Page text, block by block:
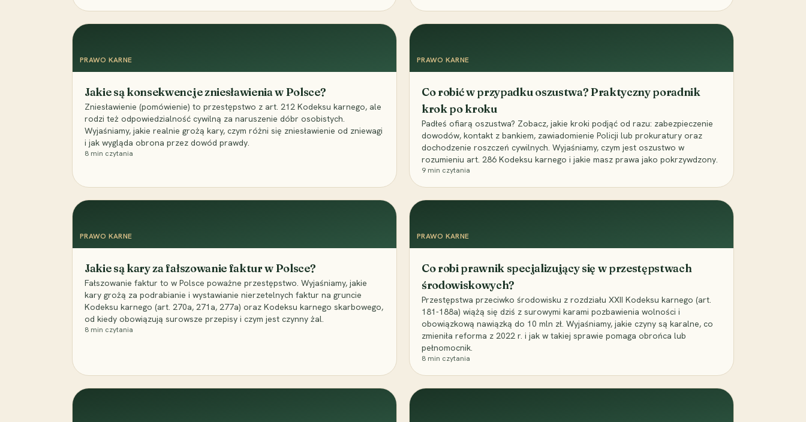
PRAWO KARNE
Jakie są konsekwencje zniesławienia w Polsce?
Zniesławienie (pomówienie) to przestępstwo z art. 212 Kodeksu karnego, ale
rodzi też odpowiedzialność cywilną za naruszenie dóbr osobistych.
Wyjaśniamy, jakie realnie grożą kary, czym różni się zniesławienie od zniewagi
i jak wygląda obrona przez dowód prawdy.
8 min czytania
PRAWO KARNE
Co robić w przypadku oszustwa? Praktyczny poradnik
krok po kroku
Padłeś ofiarą oszustwa? Zobacz, jakie kroki podjąć od razu: zabezpieczenie
dowodów, kontakt z bankiem, zawiadomienie Policji lub prokuratury oraz
dochodzenie roszczeń cywilnych. Wyjaśniamy, czym jest oszustwo w
rozumieniu art. 286 Kodeksu karnego i jakie masz prawa jako pokrzywdzony.
9 min czytania
PRAWO KARNE
Jakie są kary za fałszowanie faktur w Polsce?
Fałszowanie faktur to w Polsce poważne przestępstwo. Wyjaśniamy, jakie
kary grożą za podrabianie i wystawianie nierzetelnych faktur na gruncie
Kodeksu karnego (art. 270a, 271a, 277a) oraz Kodeksu karnego skarbowego,
od kiedy obowiązują surowsze przepisy i czym jest czynny żal.
8 min czytania
PRAWO KARNE
Co robi prawnik specjalizujący się w przestępstwach
środowiskowych?
Przestępstwa przeciwko środowisku z rozdziału XXII Kodeksu karnego (art.
181-188a) wiążą się dziś z surowymi karami pozbawienia wolności i
obowiązkową nawiązką do 10 mln zł. Wyjaśniamy, jakie czyny są karalne, co
zmieniła reforma z 2022 r. i jak w takiej sprawie pomaga obrońca lub
pełnomocnik.
8 min czytania